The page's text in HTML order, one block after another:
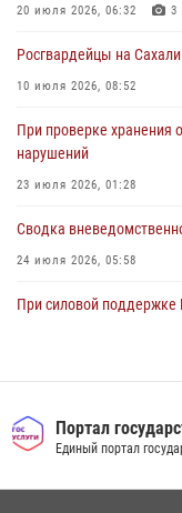
30 июля 2026, 07:18
20 июля 2026, 06:32 3
Росгвардейцы на
10 июля 2026, 08:52
При проверке хранения
нарушений
23 июля 2026, 01:28
Сводка
24 июля 2026, 05:58
При силовой поддержке
оружия и 63 патрона
08 июля 2026, 06:41
Портал
Единый портал